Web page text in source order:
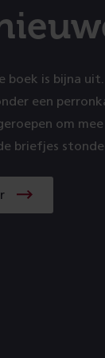
boek is bijna
een
om
briefjes